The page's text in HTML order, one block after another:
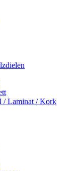
/ Laminat / Kork